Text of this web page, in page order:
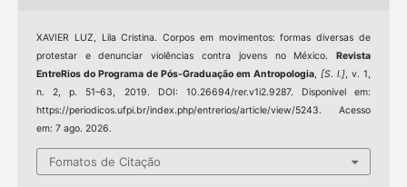
XAVIER LUZ, Lila Cristina. Corpos em movimentos: formas diversas de
protestar e denunciar violências contra jovens no México.Revista
EntreRios do Programa de Pós-Graduação em Antropologia,[S. l.], v. 1,
n. 2, p. 51–63, 2019. DOI: 10.26694/rer.v1i2.9287. Disponível em:
https://periodicos.ufpi.br/index.php/entrerios/article/view/5243. Acesso
em: 7 ago. 2026.
Fomatos de Citação